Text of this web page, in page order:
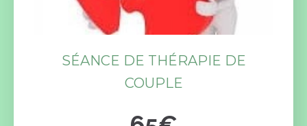
SÉANCE DE THÉRAPIE DE
COUPLE